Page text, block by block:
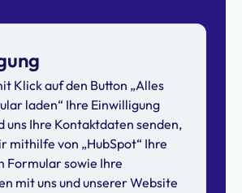
Klick auf den Button „Alles
laden“ Ihre Einwilligung
uns Ihre Kontaktdaten senden,
mithilfe von „HubSpot“ Ihre
Formular sowie Ihre
mit uns und unserer Website